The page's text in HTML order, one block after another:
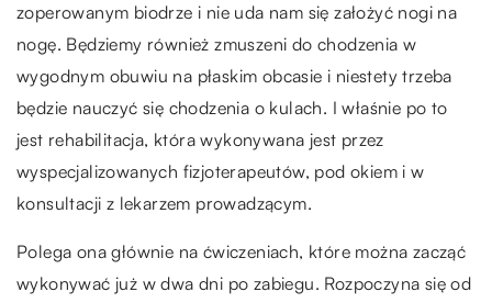
zoperowanym biodrze i nie uda nam się założyć nogi na
nogę. Będziemy również zmuszeni do chodzenia w
wygodnym obuwiu na płaskim obcasie i niestety trzeba
będzie nauczyć się chodzenia o kulach. I właśnie po to
jest rehabilitacja, która wykonywana jest przez
wyspecjalizowanych fizjoterapeutów, pod okiem i w
konsultacji z lekarzem prowadzącym.
Polega ona głównie na ćwiczeniach, które można zacząć
wykonywać już w dwa dni po zabiegu. Rozpoczyna się od